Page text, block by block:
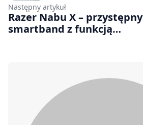
Następny artykuł
Razer Nabu X – przystępny
smartband z funkcją